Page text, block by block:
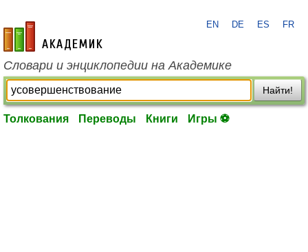
academic.ru
EN DE ES FR
Словари и энциклопедии на Академике
Найти!
Толкования Переводы Книги Игры ⚽